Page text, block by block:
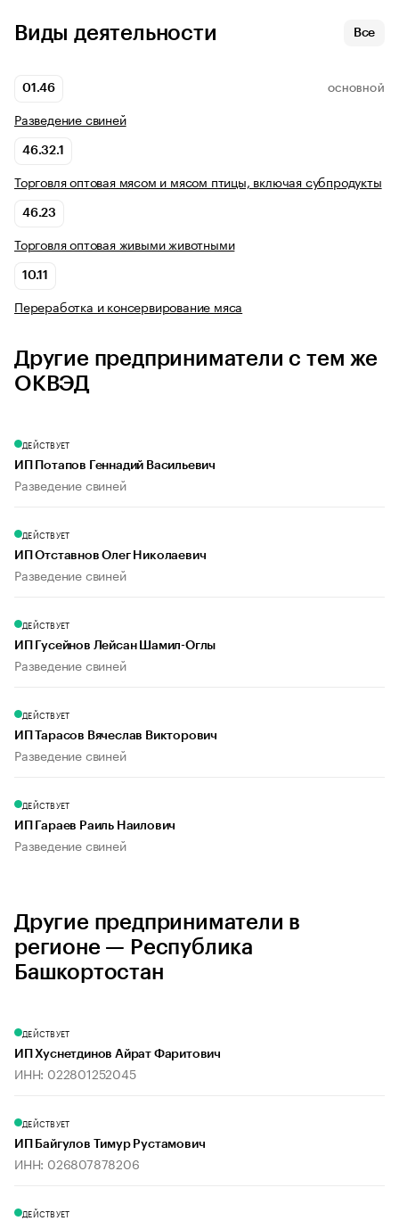
Виды деятельности Все
01.46 ОСНОВНОЙ
Разведение свиней
46.32.1
Торговля оптовая мясом и мясом птицы, включая субпродукты
46.23
Торговля оптовая живыми животными
10.11
Переработка и консервирование мяса
Другие предприниматели с тем же
ОКВЭД
ДЕЙСТВУЕТ
ИП Потапов Геннадий Васильевич
Разведение свиней
ДЕЙСТВУЕТ
ИП Отставнов Олег Николаевич
Разведение свиней
ДЕЙСТВУЕТ
ИП Гусейнов Лейсан Шамил-Оглы
Разведение свиней
ДЕЙСТВУЕТ
ИП Тарасов Вячеслав Викторович
Разведение свиней
ДЕЙСТВУЕТ
ИП Гараев Раиль Наилович
Разведение свиней
Другие предприниматели в
регионе — Республика
Башкортостан
ДЕЙСТВУЕТ
ИП Хуснетдинов Айрат Фаритович
ИНН: 022801252045
ДЕЙСТВУЕТ
ИП Байгулов Тимур Рустамович
ИНН: 026807878206
ДЕЙСТВУЕТ